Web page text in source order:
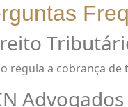
regula a cobrança